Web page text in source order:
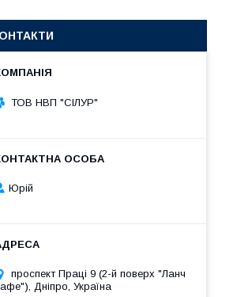
ТОВ НВП "СІЛУР"
Юрій
проспект Праці 9 (2-й поверх "Ланч
Дніпро, Україна